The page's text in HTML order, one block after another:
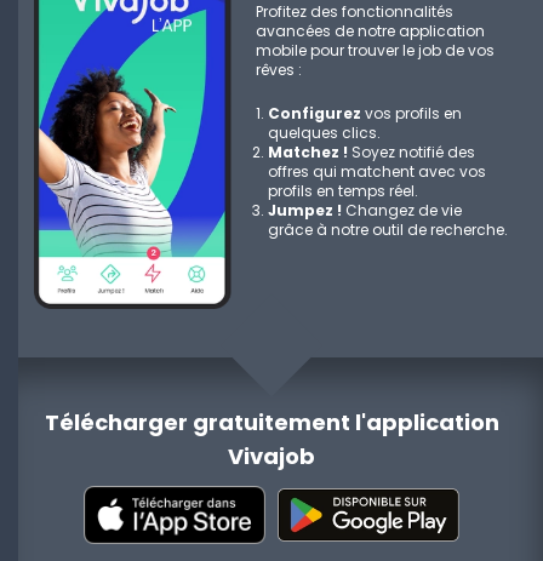
Profitez des fonctionnalités
avancées de notre application
mobile pour trouver le job de vos
rêves :
Configurez vos profils en
quelques clics.
Matchez ! Soyez notifié des
offres qui matchent avec vos
profils en temps réel.
Jumpez ! Changez de vie
grâce à notre outil de recherche.
Télécharger gratuitement l'application
Vivajob